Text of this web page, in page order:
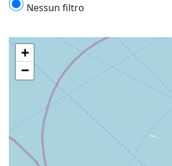
Nessun filtro
+
−